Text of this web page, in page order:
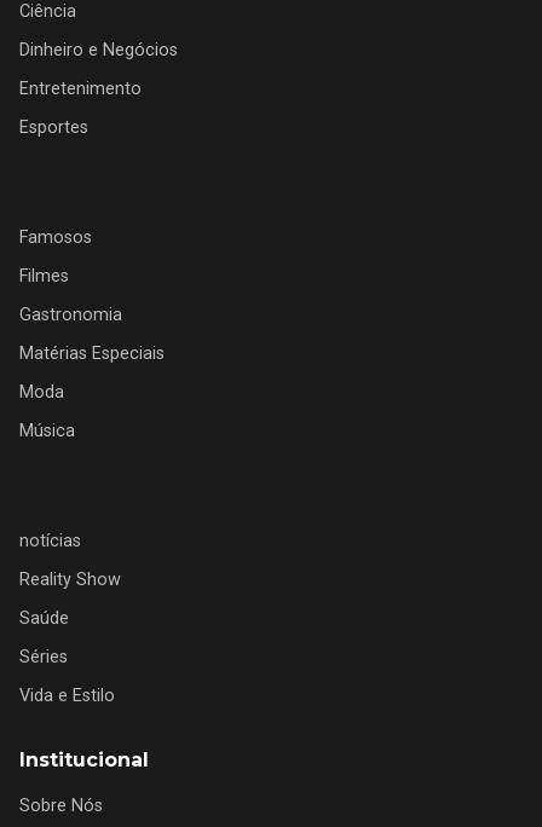
Ciência
Dinheiro e Negócios
Entretenimento
Esportes
Famosos
Filmes
Gastronomia
Matérias Especiais
Moda
Música
notícias
Reality Show
Saúde
Séries
Vida e Estilo
Institucional
Sobre Nós